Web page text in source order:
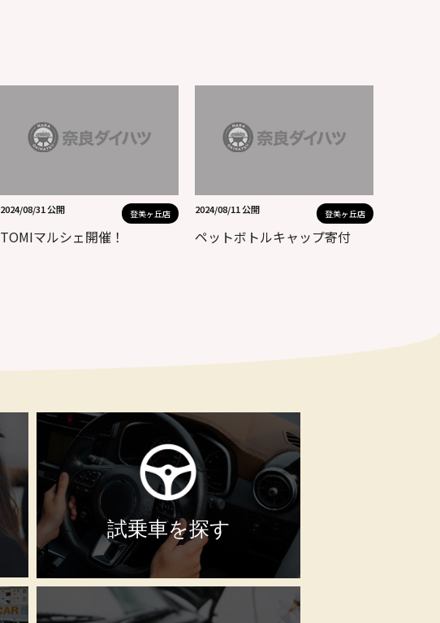
2024/08/31 公開 登美ヶ丘店
TOMIマルシェ開催！
2024/08/11 公開 登美ヶ丘店
ペットボトルキャップ寄付
試乗車を探す